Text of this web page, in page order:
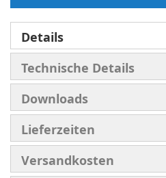
Details
Technische Details
Downloads
Lieferzeiten
Versandkosten